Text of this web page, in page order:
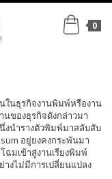
0
ในธุรกิจงานพิมพ์หรืองาน
นของธุรกิจดังกล่าวมา
งนำรางตัวพิมพ์มาสลับสับ
อยู่ยงคงกระพันมา
มเข้าสู่งานเรียงพิมพ์
างไม่มีการเปลี่ยนแปลง